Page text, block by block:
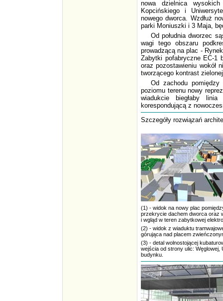
nowa dzielnica
Kopcińskiego i
nowego dworca. Wzdłuż
parki Moniuszki i 3 Maja,
Od południa dworzec
wagi tego obszaru
prowadzącą na plac -
Zabytki pofabryczne EC-1
oraz pozostawieniu wokół
tworzącego kontrast
Od zachodu
poziomu terenu nowy
wiadukcie biegłaby
korespondującą z
Szczegóły rozwiązań
(1) - widok na nowy plac
przekrycie dachem dworca oraz
i wgląd w teren zabytkowej
(2) - widok z wiaduktu
górująca nad placem
(3) - detal wolnostojącej
wejścia od strony ulic: Węglowej,
budynku.